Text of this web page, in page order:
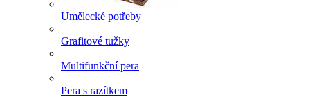
Umělecké potřeby
Grafitové tužky
Multifunkční pera
Pera s razítkem